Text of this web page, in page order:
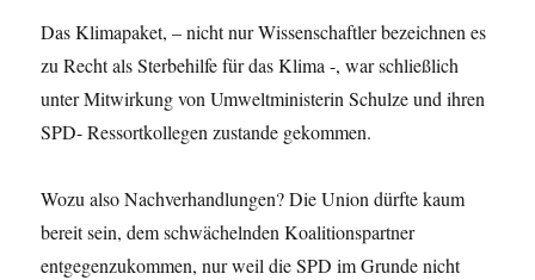
Das Klimapaket, – nicht nur Wissenschaftler bezeichnen es
zu Recht als Sterbehilfe für das Klima -, war schließlich
unter Mitwirkung von Umweltministerin Schulze und ihren
SPD- Ressortkollegen zustande gekommen.
Wozu also Nachverhandlungen? Die Union dürfte kaum
bereit sein, dem schwächelnden Koalitionspartner
entgegenzukommen, nur weil die SPD im Grunde nicht